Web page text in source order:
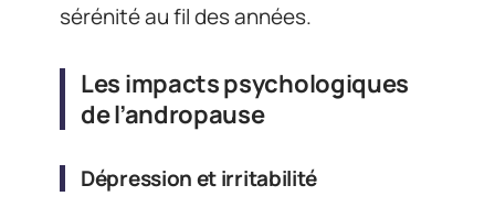
sérénité au fil des années.
Les impacts psychologiques
de l’andropause
Dépression et irritabilité